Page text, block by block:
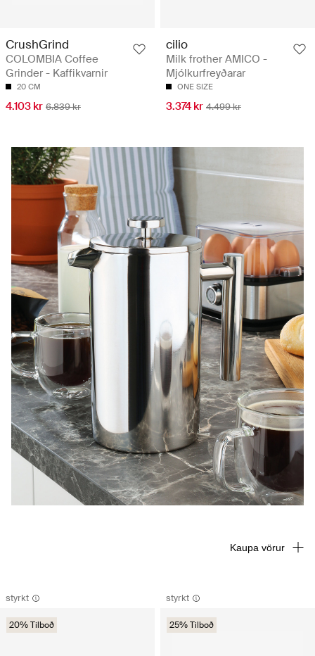
CrushGrind
COLOMBIA Coffee
Grinder - Kaffikvarnir
20 CM
4.103 kr 6.839 kr
cilio
Milk frother AMICO -
Mjólkurfreyðarar
ONE SIZE
3.374 kr 4.499 kr
styrkt
20% Tilboð
styrkt
25% Tilboð
Kaupa vörur